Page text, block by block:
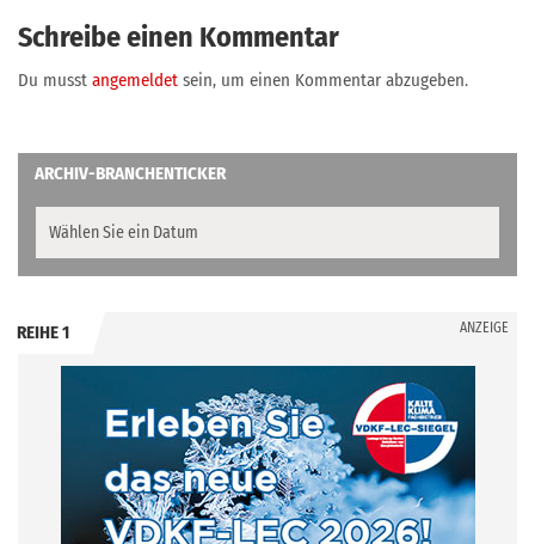
Schreibe einen Kommentar
Du musst angemeldet sein, um einen Kommentar abzugeben.
ARCHIV-BRANCHENTICKER
REIHE 1 ANZEIGE